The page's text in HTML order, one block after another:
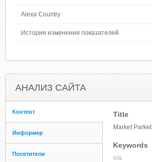
Alexa Country
История изменения показателей
АНАЛИЗ САЙТА
Контент
Информер
Посетители
Title
Market
Keywords
n/a